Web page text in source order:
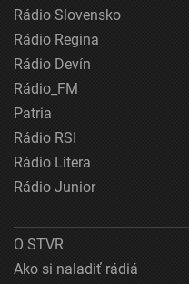
Rádio Slovensko
Rádio Regina
Rádio Devín
Rádio_FM
Patria
Rádio RSI
Rádio Litera
Rádio Junior
O STVR
Ako si naladiť rádiá